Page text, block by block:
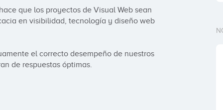
que los proyectos de Visual Web sean
en visibilidad, tecnología y diseño web
el correcto desempeño de nuestros
de respuestas óptimas.